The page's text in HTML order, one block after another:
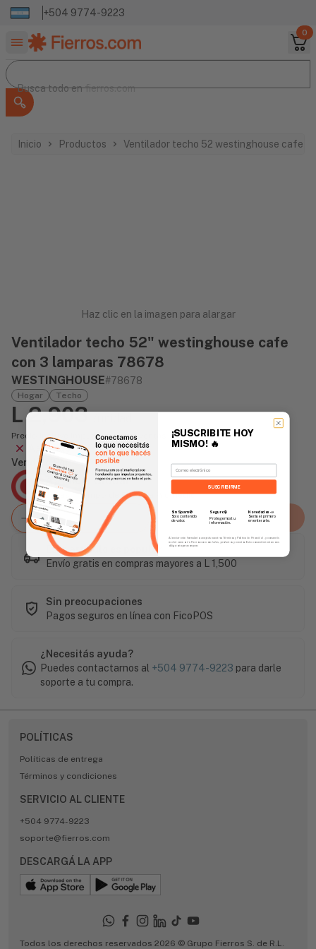
+504 9774-9223
0
Buscar productos
Busca todo en
Busca todo enfierros.com
Inicio Productos Ventilador techo 52 westinghouse cafe
Haz clic en la imagen para alargar
Ventilador techo 52" westinghouse cafe
con 3 lamparas 78678
WESTINGHOUSE#78678
Hogar Techo
L 2,903
Precio incluye impuesto sobre ventas
Agotado
Vendido Por:
Agencia Global
2 días - Tiempo de Entrega Promedio
Agregar al carrito
Este artículo es popular
Envío gratis en compras mayores a L 1,500
Sin preocupaciones
Pagos seguros en línea con FicoPOS
¿Necesitás ayuda?
Puedes contactarnos al +504 9774-9223 para darle
soporte a tu compra.
POLÍTICAS
Políticas de entrega
Términos y condiciones
SERVICIO AL CLIENTE
+504 9774-9223
soporte@fierros.com
DESCARGÁ LA APP
Todos los derechos reservados 2026 © Grupo Fierros S. de R.L.
¡SUSCRIBITE HOY
MISMO! 🔥
Email
SUSCRIBIRME
Sin Spam 🚫
Solo contenido
de valor.
Seguro 🔒
Protegemos tu
información.
Novedades📣
Serás el primero
en enterarte.
Al enviar este formulario, aceptás nuestros Términos y Política de Privacidad, y consentís
recibir correos de Fierros con novedades, productos y eventos. Este consentimiento no es
obligatorio para comprar.